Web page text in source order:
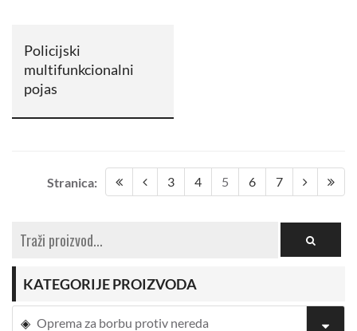
Policijski
multifunkcionalni
pojas
3 4 5 6 7
Stranica:
KATEGORIJE PROIZVODA
Oprema za borbu protiv nereda